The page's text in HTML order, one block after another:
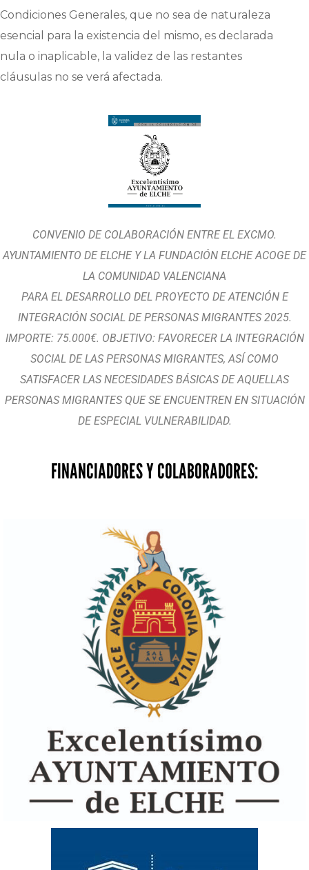
Condiciones Generales, que no sea de naturaleza
esencial para la existencia del mismo, es declarada
nula o inaplicable, la validez de las restantes
cláusulas no se verá afectada.
CONVENIO DE COLABORACIÓN ENTRE EL EXCMO.
AYUNTAMIENTO DE ELCHE Y LA FUNDACIÓN ELCHE ACOGE DE
LA COMUNIDAD VALENCIANA
PARA EL DESARROLLO DEL PROYECTO DE ATENCIÓN E
INTEGRACIÓN SOCIAL DE PERSONAS MIGRANTES 2025.
IMPORTE: 75.000€. OBJETIVO: FAVORECER LA INTEGRACIÓN
SOCIAL DE LAS PERSONAS MIGRANTES, ASÍ COMO
SATISFACER LAS NECESIDADES BÁSICAS DE AQUELLAS
PERSONAS MIGRANTES QUE SE ENCUENTREN EN SITUACIÓN
DE ESPECIAL VULNERABILIDAD.
FINANCIADORES Y COLABORADORES: